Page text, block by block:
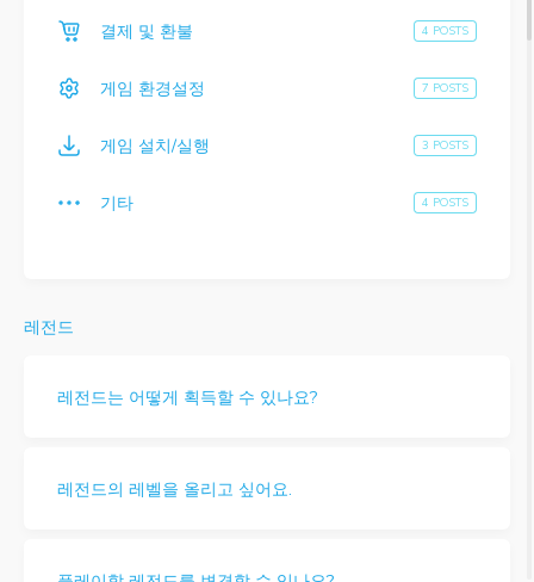
결제 및 환불 4 POSTS
게임 환경설정 7 POSTS
게임 설치/실행 3 POSTS
기타 4 POSTS
레전드
레전드는 어떻게 획득할 수 있나요?
레전드의 레벨을 올리고 싶어요.